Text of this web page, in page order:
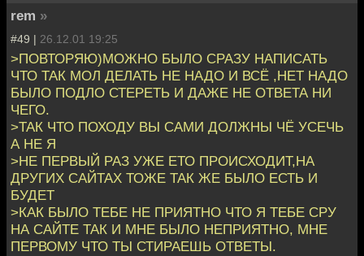
rem »
#49 | 26.12.01 19:25
>ПОВТОРЯЮ)МОЖНО БЫЛО СРАЗУ НАПИСАТЬ
ЧТО ТАК МОЛ ДЕЛАТЬ НЕ НАДО И ВСЁ ,НЕТ НАДО
БЫЛО ПОДЛО СТЕРЕТЬ И ДАЖЕ НЕ ОТВЕТА НИ
ЧЕГО.
>ТАК ЧТО ПОХОДУ ВЫ САМИ ДОЛЖНЫ ЧЁ УСЕЧЬ
А НЕ Я
>НЕ ПЕРВЫЙ РАЗ УЖЕ ЕТО ПРОИСХОДИТ,НА
ДРУГИХ САЙТАХ ТОЖЕ ТАК ЖЕ БЫЛО ЕСТЬ И
БУДЕТ
>КАК БЫЛО ТЕБЕ НЕ ПРИЯТНО ЧТО Я ТЕБЕ СРУ
НА САЙТЕ ТАК И МНЕ БЫЛО НЕПРИЯТНО, МНЕ
ПЕРВОМУ ЧТО ТЫ СТИРАЕШЬ ОТВЕТЫ.